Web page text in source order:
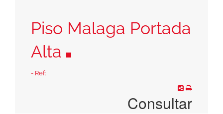
Piso Malaga Portada
Alta
- Ref:
Consultar